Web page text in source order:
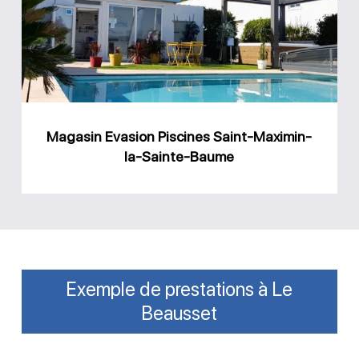
Saint-
Maximin-
la-
Sainte-
Magasin Evasion Piscines Saint-Maximin-
la-Sainte-Baume
Exemple de prestations à Le
Beausset